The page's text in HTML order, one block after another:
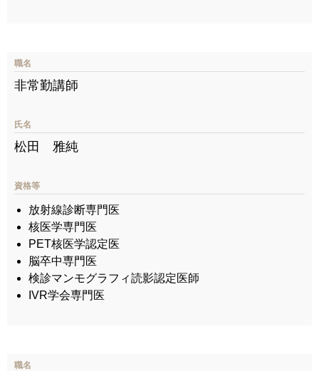
職名
非常勤講師
氏名
松田 雅純
資格等
放射線診断専門医
核医学専門医
PET核医学認定医
脳卒中専門医
検診マンモグラフィ読影認定医師
IVR学会専門医
職名